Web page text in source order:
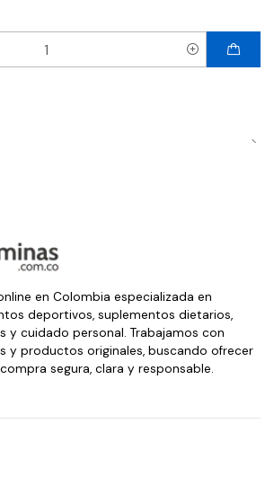
en Colombia especializada en
deportivos, suplementos dietarios,
y cuidado personal. Trabajamos con
y productos originales, buscando ofrecer
segura, clara y responsable.